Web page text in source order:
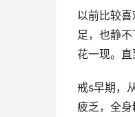
以前比较
足，也静
花一现。直
戒s早期，
疲乏，全身